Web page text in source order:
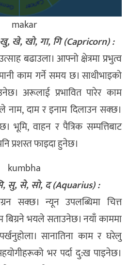
खे, खो, गा, गि (Capricorn) :
बढाउला। आफ्नो क्षेत्रमा प्रभुत्व
काम गर्ने समय छ। साथीभाइको
अरूलाई प्रभावित पारेर काम
दाम र इनाम दिलाउन सक्छ।
भूमि, वाहन र पैत्रिक सम्पत्तिबाट
प्रशस्त फाइदा हुनेछ।
सु, से, सो, द (Aquarius) :
सक्छ। न्यून उपलब्धिमा चित्त
भयले सताउनेछ। नयाँ काममा
सानातिना काम र घरेलु
भर पर्दा दु:ख पाइनेछ।